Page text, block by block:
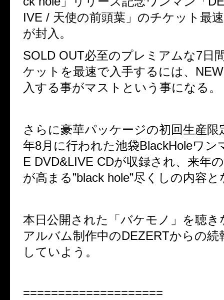
IVE / 天使の前頭葉」のチケット最
が封入。
SOLD OUT必至のプレミアムな7日
ケットを最速で入手するには、
入する事がマストという事になる。
さらに豪華パッケージの初回生産限
年8月に行われた池袋BlackHoleワン
E DVD&LIVE CDが収録され、 来年の
が高まる”black hole”尽くしの内容
本日公開された「バケモノ」を聴き
アルバム制作中のDEZERTからの続
していよう。
====================